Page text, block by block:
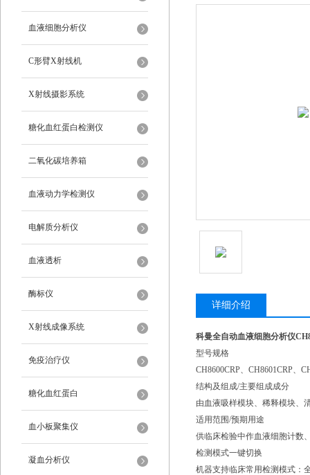
血液细胞分析仪
C形臂X射线机
X射线摄影系统
糖化血红蛋白检测仪
二氧化碳培养箱
血液动力学检测仪
电解质分析仪
血液透析
酶标仪
X射线成像系统
免疫治疗仪
糖化血红蛋白
血小板聚集仪
凝血分析仪
详细介绍
科曼全自动血液细胞分析仪
型号规格
CH8600CRP、CH8601CRP、
结构及组成/主要组成成分
由血液吸样模块、稀释模块、
适用范围/预期用途
供临床检验中作血液细胞计数
检测模式一键切换
机器支持临床常用检测模式：